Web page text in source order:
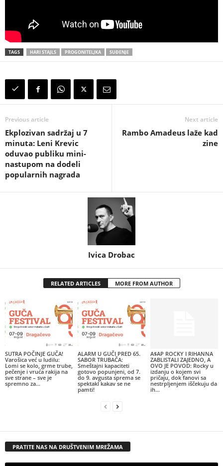
TAGS HARI STAJLS PROGONITELJKA SUĐENJE
Previous article
Ekplozivan sadržaj u 7
minuta: Leni Krevic
oduvao publiku mini-
nastupom na dodeli
popularnih nagrada
Next article
Rambo Amadeus laže kad
zine
Ivica Drobac
RELATED ARTICLES MORE FROM AUTHOR
SUTRA POČINJE GUČA!
Varošica već u ludilu:
Lomi se kolo, grme trube,
pečenje i vruća rakija na
sve strane – sve je
spremno za...
ALARM U GUČI PRED 65.
SABOR TRUBAČA:
Smeštajni kapaciteti
gotovo popunjeni, od 7.
do 9. avgusta sprema se
spektakl kakav se ne
pamti!
A$AP ROCKY I RIHANNA
ZABLISTALI ZAJEDNO, A
OVO JE POVOD: Rocky u
izdanju o kojem svi
pričaju, dok fanovi sa
nestrpljenjem iščekuju da
ih...
PRATITE NAS NA DRUŠTVENIM MREŽAMA